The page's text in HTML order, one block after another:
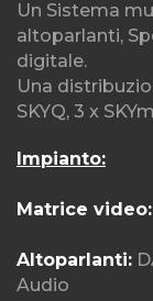
Un Sistema
altoparlanti,
digitale.
Una
SKYQ, 3 x
Impianto:
Matrice video:
Altoparlanti:
Audio